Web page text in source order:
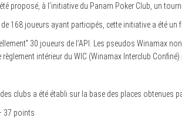
proposé, à l’initiative du Panam Poker Club, un
168 joueurs ayant participés, cette initiative a été
30 joueurs de l’API. Les pseudos Winamax
intérieur du WIC (Winamax Interclub
clubs a été établi sur la base des places obtenues
points